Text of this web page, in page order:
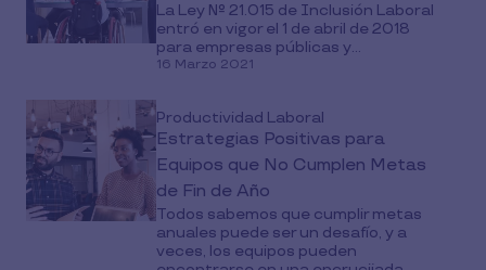
La Ley N° 21.015 de Inclusión Laboral
entró en vigor el 1 de abril de 2018
para empresas públicas y...
16 Marzo 2021
Productividad Laboral
Estrategias Positivas para
Equipos que No Cumplen Metas
de Fin de Año
Todos sabemos que cumplir metas
anuales puede ser un desafío, y a
veces, los equipos pueden